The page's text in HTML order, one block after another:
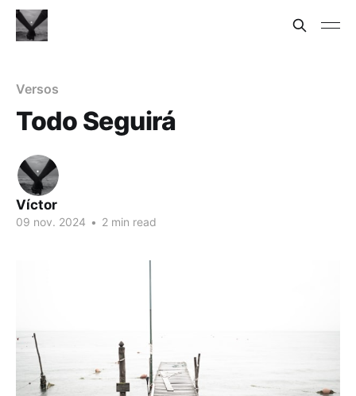
Versos
Todo Seguirá
Víctor
09 nov. 2024 • 2 min read